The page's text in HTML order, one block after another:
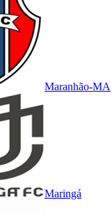
Maranhão-MA
Maringá